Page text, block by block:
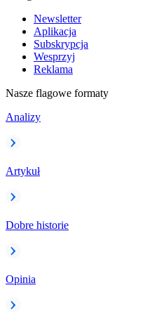
Newsletter
Aplikacja
Subskrypcja
Wesprzyj
Reklama
Nasze flagowe formaty
Analizy
Artykuł
Dobre historie
Opinia